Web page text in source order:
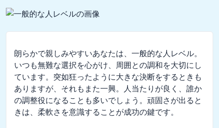
朗らかで親しみやすいあなたは、一般的な人レベル。
いつも無難な選択を心がけ、周囲との調和を大切にし
ています。突如狂ったように大きな決断をするときも
ありますが、それもまた一興。人当たりが良く、誰か
の調整役になることも多いでしょう。頑固さが出ると
きは、柔軟さを意識することが成功の鍵です。